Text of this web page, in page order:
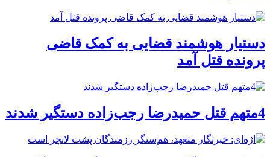
دستیار هوشمند قضایی به کمک قاضی
پرونده قتل آمد
4متهم قتل حمیدرضا رجب‌زاده دستگیر شدند